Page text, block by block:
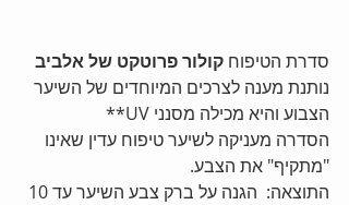
סדרת הטיפוח קולור פרוטקט של אלביב
נותנת מענה לצרכים המיוחדים של השיער
הצבוע והיא מכילה מסנני UV**
הסדרה מעניקה לשיער טיפוח עדין שאינו
"מתקיף" את הצבע.